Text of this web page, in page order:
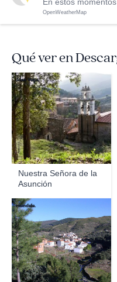
OpenWeatherMap
Qué ver en
Nuestra Señora de la
Asunción
Joan Vega
mundele.